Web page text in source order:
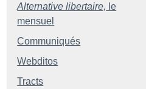
Alternative libertaire, le
mensuel
Communiqués
Webditos
Tracts